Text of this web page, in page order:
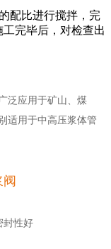
配比进行搅拌，完
完毕后，对检查出
泛应用于矿山、煤
适用于中高压浆体管
封性好